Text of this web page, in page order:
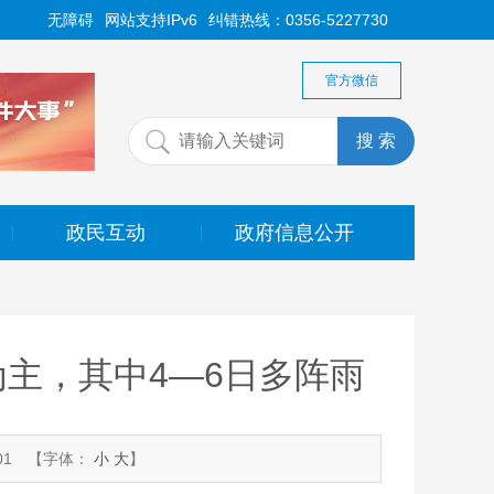
纠错热线：0356-5227730
网站支持IPv6
无障碍
官方微信
政民互动 政府信息公开
主，其中4—6日多阵雨
【字体：小 大】